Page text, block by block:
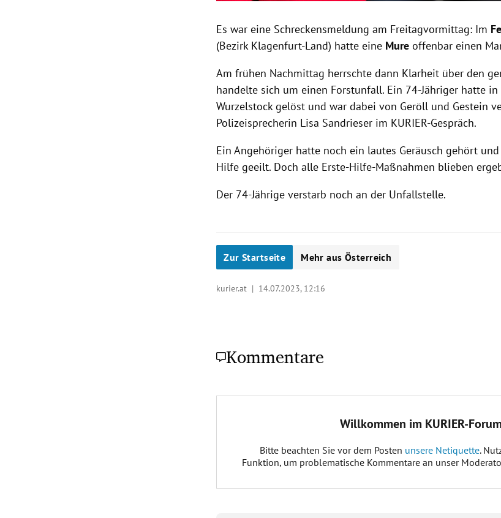
Es war eine Schreckensmeldung am Freitagvormittag: Im
(Bezirk Klagenfurt-Land) hatte eine Mure offenbar einen
Am frühen Nachmittag herrschte dann Klarheit über den
handelte sich um einen Forstunfall. Ein 74-Jähriger hatte in
Wurzelstock gelöst und war dabei von Geröll und Gestein
Polizeisprecherin Lisa Sandrieser im KURIER-Gespräch.
Ein Angehöriger hatte noch ein lautes Geräusch gehört
Hilfe geeilt. Doch alle Erste-Hilfe-Maßnahmen blieben
Der 74-Jährige verstarb noch an der Unfallstelle.
Zur Startseite Mehr aus Österreich
kurier.at | 14.07.2023, 12:16
Kommentare